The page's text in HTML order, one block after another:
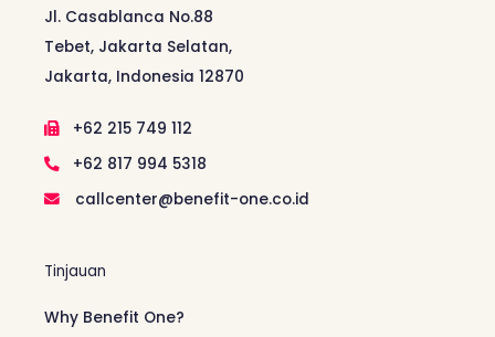
Jl. Casablanca No.88
Tebet, Jakarta Selatan,
Jakarta, Indonesia 12870
+62 215 749 112
+62 817 994 5318
callcenter@benefit-one.co.id
Tinjauan
Why Benefit One?